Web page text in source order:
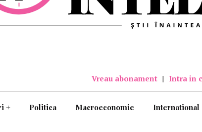
Vreau abonament | Intra in
+ Politica Macroeconomie International